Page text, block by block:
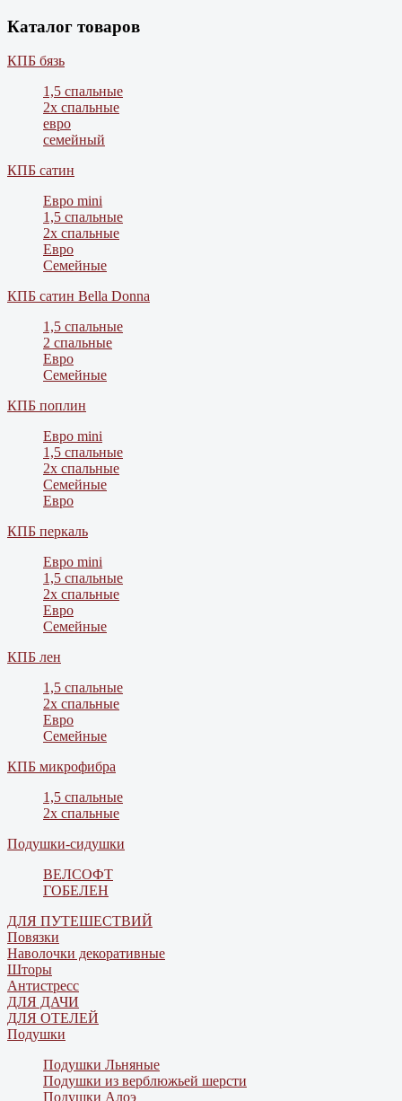
Каталог товаров
КПБ бязь
1,5 спальные
2х спальные
евро
семейный
КПБ сатин
Евро mini
1,5 спальные
2х спальные
Евро
Семейные
КПБ сатин Bella Donna
1,5 спальные
2 спальные
Евро
Семейные
КПБ поплин
Евро mini
1,5 спальные
2х спальные
Семейные
Евро
КПБ перкаль
Евро mini
1,5 спальные
2х спальные
Евро
Семейные
КПБ лен
1,5 спальные
2х спальные
Евро
Семейные
КПБ микрофибра
1,5 спальные
2х спальные
Подушки-сидушки
ВЕЛСОФТ
ГОБЕЛЕН
ДЛЯ ПУТЕШЕСТВИЙ
Повязки
Наволочки декоративные
Шторы
Антистресс
ДЛЯ ДАЧИ
ДЛЯ ОТЕЛЕЙ
Подушки
Подушки Льняные
Подушки из верблюжьей шерсти
Подушки Алоэ